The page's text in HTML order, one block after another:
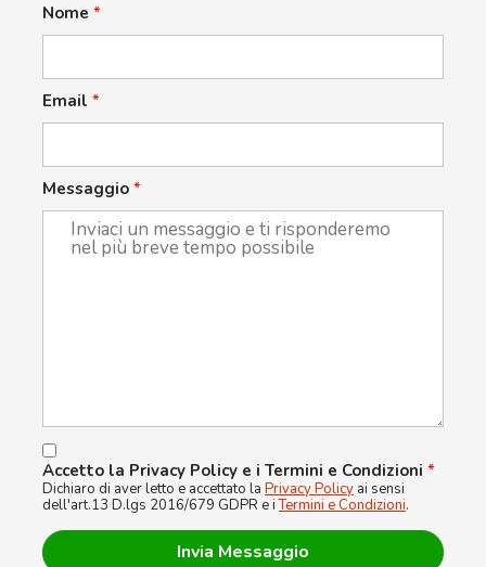
Nome *
Email *
Messaggio *
Accetto la Privacy Policy e i Termini e Condizioni *
Dichiaro di aver letto e accettato la Privacy Policy ai sensi
dell'art.13 D.lgs 2016/679 GDPR e iTermini e Condizioni.